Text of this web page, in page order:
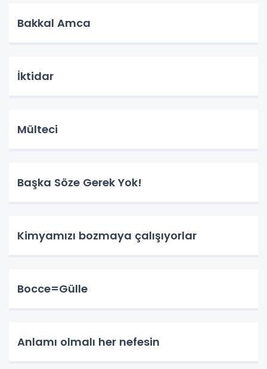
Bakkal Amca
İktidar
Mülteci
Başka Söze Gerek Yok!
Kimyamızı bozmaya çalışıyorlar
Bocce=Gülle
Anlamı olmalı her nefesin